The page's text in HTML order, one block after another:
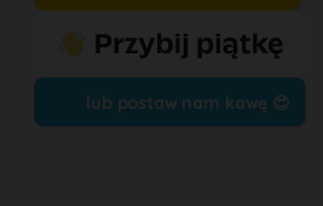
lub postaw nam kawę 😍